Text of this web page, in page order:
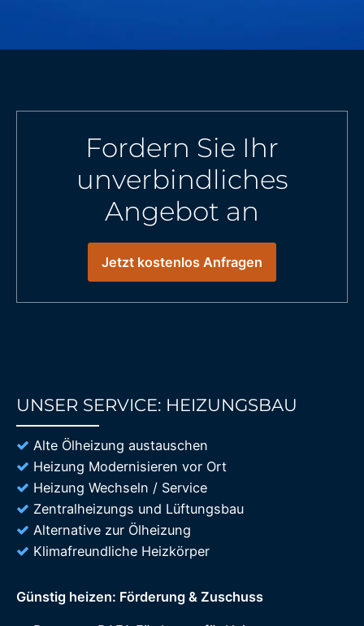
Fordern Sie Ihr
unverbindliches
Angebot an
Jetzt kostenlos Anfragen
UNSER SERVICE: HEIZUNGSBAU
Alte Ölheizung austauschen
Heizung Modernisieren vor Ort
Heizung Wechseln / Service
Zentralheizungs und Lüftungsbau
Alternative zur Ölheizung
Klimafreundliche Heizkörper
Günstig heizen: Förderung & Zuschuss